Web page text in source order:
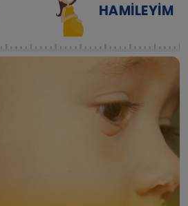
HAMILEYIM